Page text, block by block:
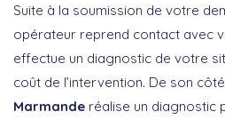
Suite à la soumission de votre
opérateur reprend contact avec
effectue un diagnostic de votre
coût de l’intervention. De son
Marmande réalise un diagnostic